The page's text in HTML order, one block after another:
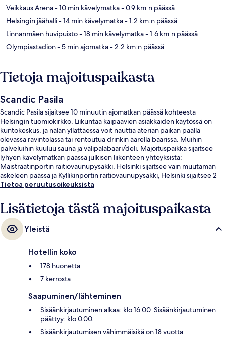
Veikkaus Arena- 10 min kävelymatka- 0.9 km:n päässä
Helsingin jäähalli- 14 min kävelymatka- 1.2 km:n päässä
Linnanmäen huvipuisto- 18 min kävelymatka- 1.6 km:n päässä
Olympiastadion- 5 min ajomatka- 2.2 km:n päässä
Tietoja majoituspaikasta
Scandic Pasila
Scandic Pasila sijaitsee 10 minuutin ajomatkan päässä kohteesta
Helsingin tuomiokirkko. Liikuntaa kaipaavien asiakkaiden käytössä on
kuntokeskus, ja nälän yllättäessä voit nauttia aterian paikan päällä
olevassa ravintolassa tai rentoutua drinkin äärellä baarissa. Muihin
palveluihin kuuluu sauna ja välipalabaari/deli. Majoituspaikka sijaitsee
lyhyen kävelymatkan päässä julkisen liikenteen yhteyksistä:
Maistraatinportin raitiovaunupysäkki, Helsinki sijaitsee vain muutaman
askeleen päässä ja Kyllikinportin raitiovaunupysäkki, Helsinki sijaitsee 2
minuutin kävelymatkan päässä.
Tietoa peruutusoikeuksista
Lisätietoja tästä majoituspaikasta
Yleistä
Hotellin koko
178 huonetta
7 kerrosta
Saapuminen/lähteminen
Sisäänkirjautuminen alkaa: klo 16.00. Sisäänkirjautuminen
päättyy: klo 0.00.
Sisäänkirjautumisen vähimmäisikä on 18 vuotta